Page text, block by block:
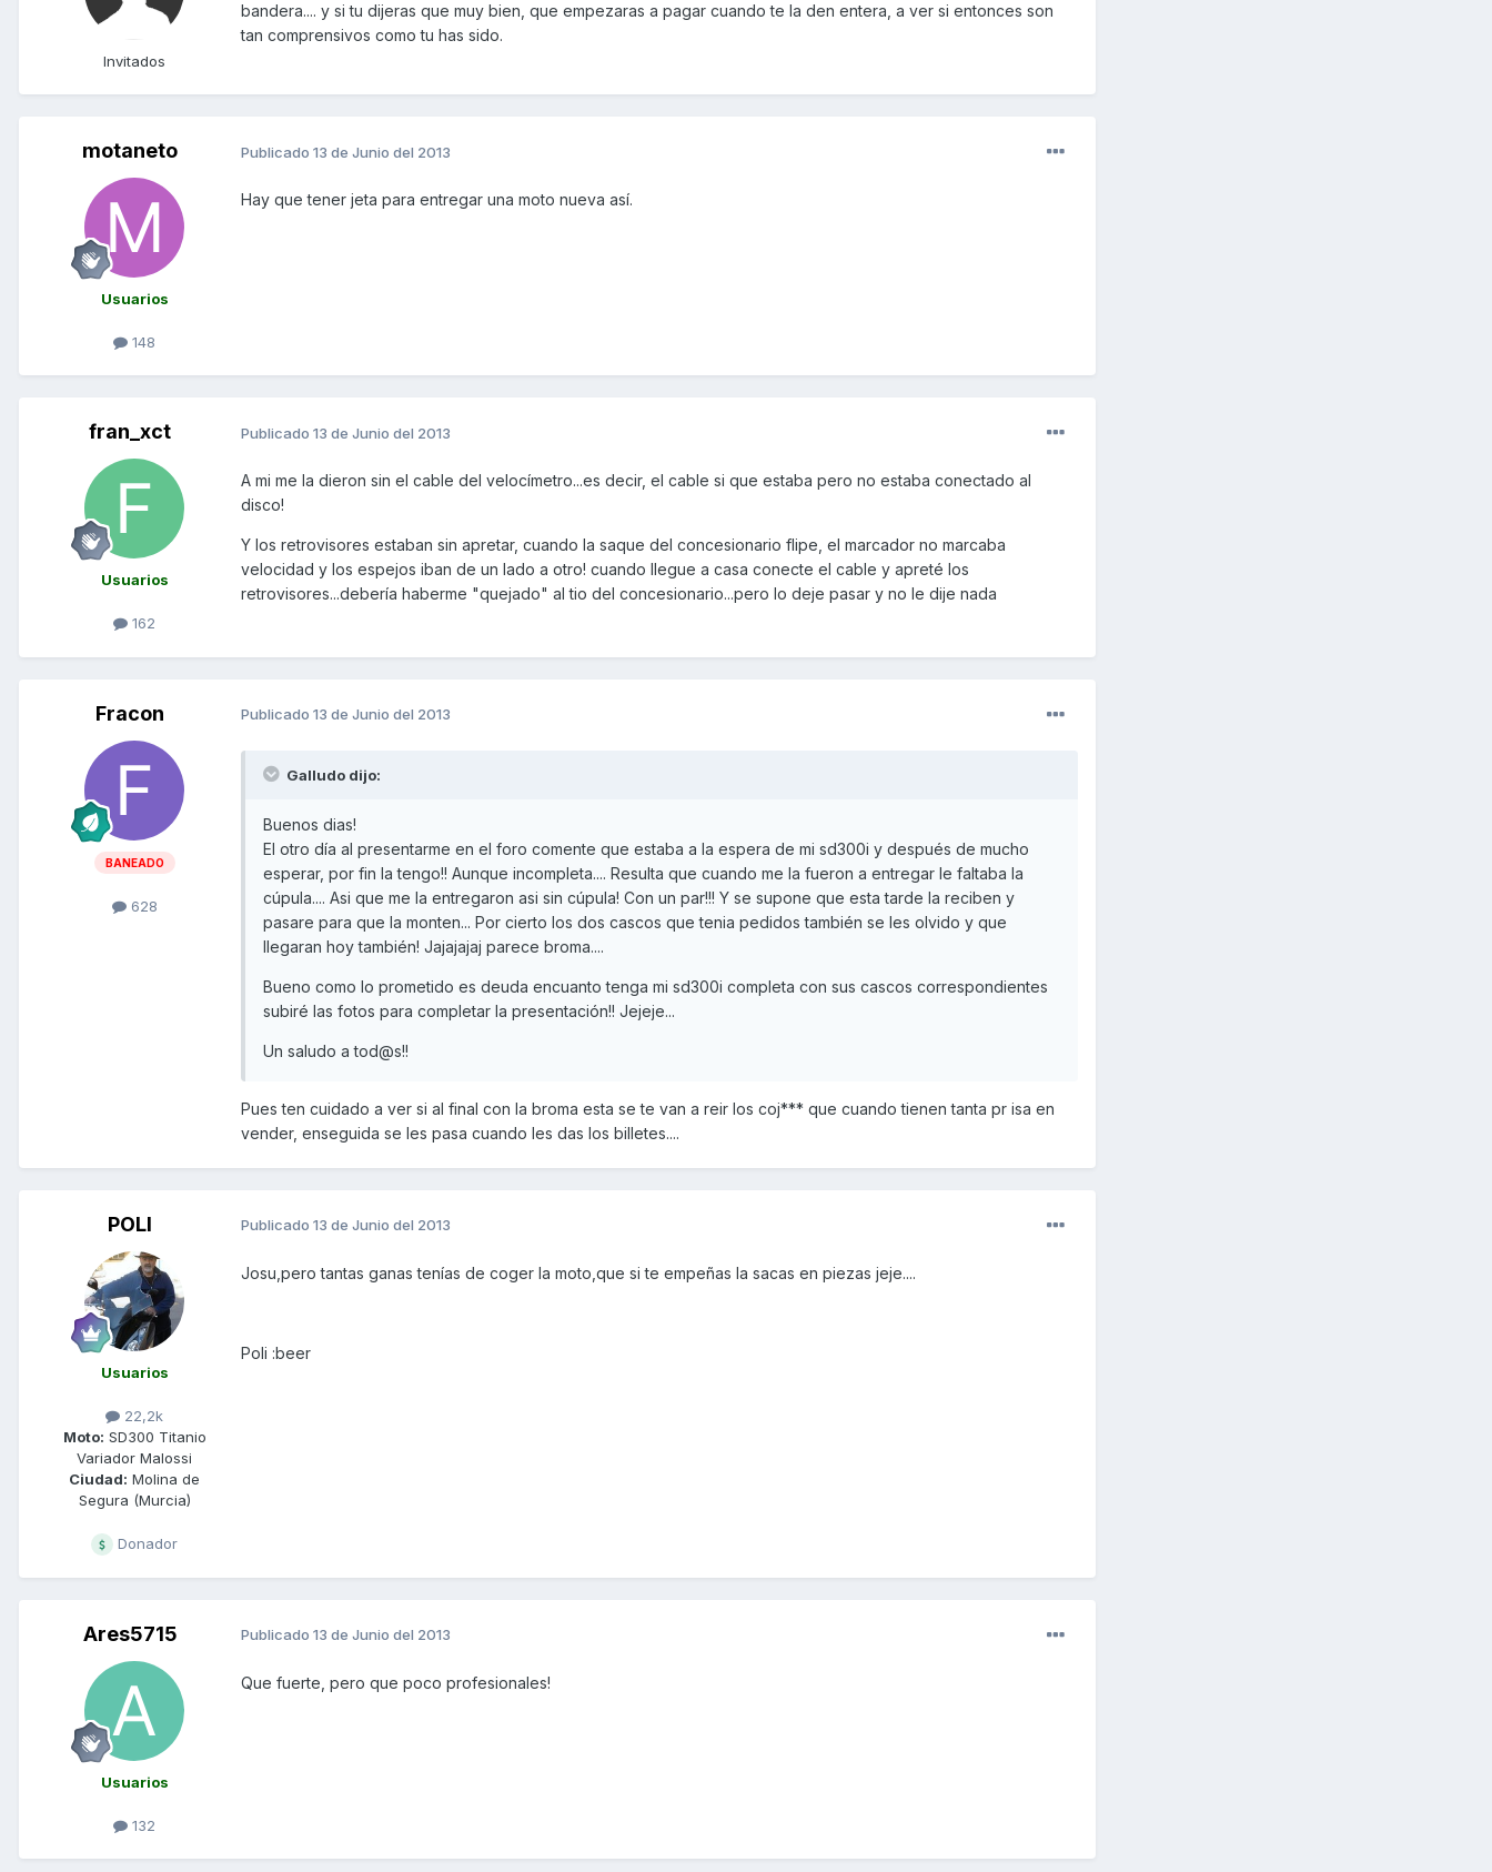
Invitados
bandera.... y si tu dijeras que muy bien, que empezaras a pagar cuando te la den entera, a ver si entonces son
tan comprensivos como tu has sido.
motaneto
Usuarios
148
Publicado 13 de Junio del 2013
Hay que tener jeta para entregar una moto nueva así.
fran_xct
Usuarios
162
Publicado 13 de Junio del 2013
A mi me la dieron sin el cable del velocímetro...es decir, el cable si que estaba pero no estaba conectado al
disco!
Y los retrovisores estaban sin apretar, cuando la saque del concesionario flipe, el marcador no marcaba
velocidad y los espejos iban de un lado a otro! cuando llegue a casa conecte el cable y apreté los
retrovisores...debería haberme "quejado" al tio del concesionario...pero lo deje pasar y no le dije nada
Fracon
BANEADO
628
Publicado 13 de Junio del 2013
Galludo dijo:
Buenos dias!
El otro día al presentarme en el foro comente que estaba a la espera de mi sd300i y después de mucho
esperar, por fin la tengo!! Aunque incompleta.... Resulta que cuando me la fueron a entregar le faltaba la
cúpula.... Asi que me la entregaron asi sin cúpula! Con un par!!! Y se supone que esta tarde la reciben y
pasare para que la monten... Por cierto los dos cascos que tenia pedidos también se les olvido y que
llegaran hoy también! Jajajajaj parece broma....
Bueno como lo prometido es deuda encuanto tenga mi sd300i completa con sus cascos correspondientes
subiré las fotos para completar la presentación!! Jejeje...
Un saludo a tod@s!!
Pues ten cuidado a ver si al final con la broma esta se te van a reir los coj*** que cuando tienen tanta pr isa en
vender, enseguida se les pasa cuando les das los billetes....
POLI
Usuarios
22,2k
Moto: SD300 Titanio
Variador Malossi
Ciudad: Molina de
Segura (Murcia)
Donador
Publicado 13 de Junio del 2013
Josu,pero tantas ganas tenías de coger la moto,que si te empeñas la sacas en piezas jeje....
Poli :beer
Ares5715
Usuarios
132
Publicado 13 de Junio del 2013
Que fuerte, pero que poco profesionales!